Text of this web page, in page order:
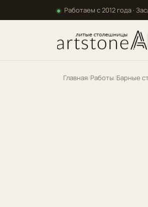
Перейти к основному содержанию
Работаем с 2012 года ·
Главная Работы Барные